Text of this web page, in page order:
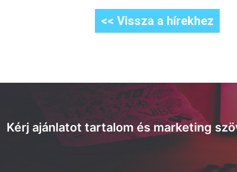
<< Vissza a hírekhez
Kérj ajánlatot tartalom és marketing